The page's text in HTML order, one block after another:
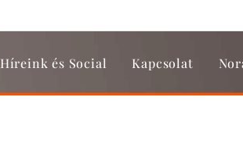
Híreink és Social Kapcsolat